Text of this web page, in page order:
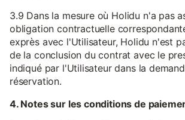
3.9 Dans la mesure où Holidu n'a pas
obligation contractuelle
exprès avec l'Utilisateur, Holidu n'est
de la conclusion du contrat avec le
indiqué par l'Utilisateur dans la
réservation.
4. Notes sur les conditions de